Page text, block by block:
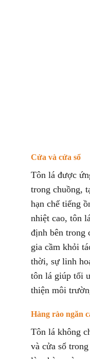
Cửa và cửa sổ
Tôn lá được
trong chuồng,
hạn chế tiếng
nhiệt cao, tôn
định bên trong
gia cầm khỏi
thời, sự linh
tôn lá giúp tối
thiện môi
Hàng rào ngăn
Tôn lá không
và cửa sổ